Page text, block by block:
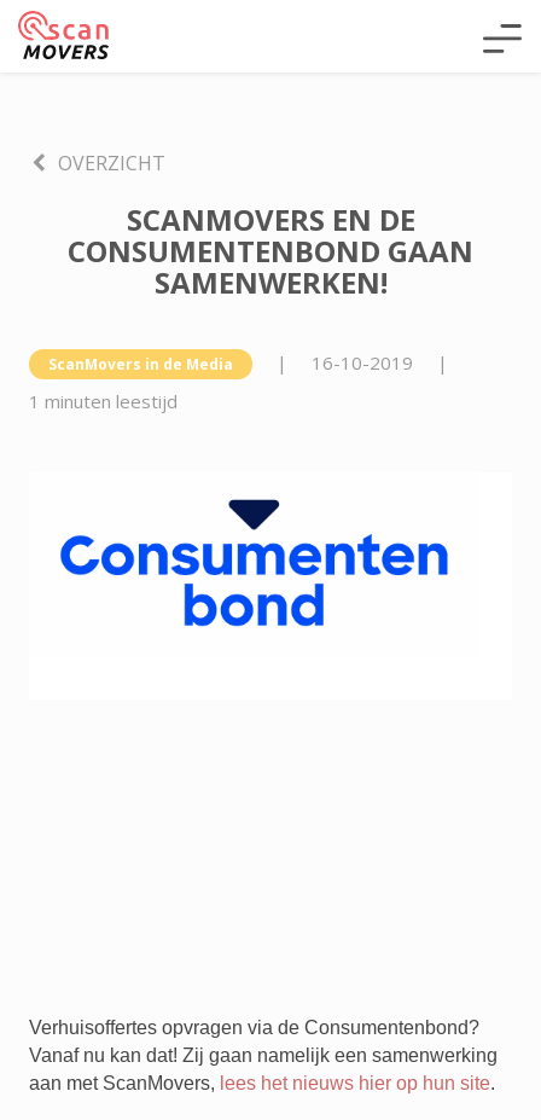
OVERZICHT
SCANMOVERS EN DE
CONSUMENTENBOND GAAN
SAMENWERKEN!
ScanMovers in de Media | 16-10-2019
|
1 minuten leestijd
Verhuisoffertes opvragen via de Consumentenbond?
Vanaf nu kan dat! Zij gaan namelijk een samenwerking
aan met ScanMovers, lees het nieuws hier op hun site.